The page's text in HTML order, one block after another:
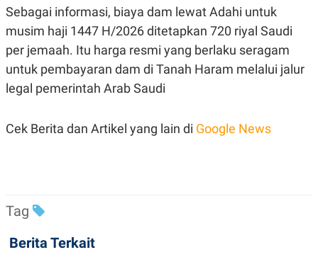
Sebagai informasi, biaya dam lewat Adahi untuk
musim haji 1447 H/2026 ditetapkan 720 riyal Saudi
per jemaah. Itu harga resmi yang berlaku seragam
untuk pembayaran dam di Tanah Haram melalui jalur
legal pemerintah Arab Saudi
Cek Berita dan Artikel yang lain di Google News
Tag
Berita Terkait